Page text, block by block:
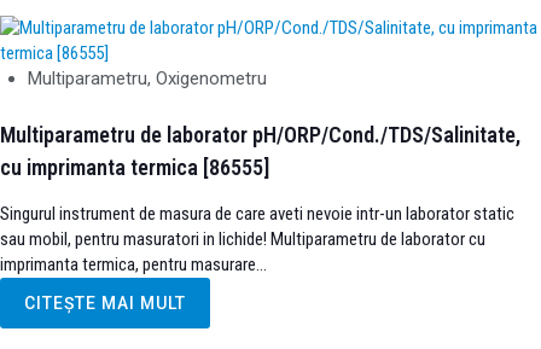
Multiparametru, Oxigenometru
Multiparametru de laborator pH/ORP/Cond./TDS/Salinitate,
cu imprimanta termica [86555]
Singurul instrument de masura de care aveti nevoie intr-un laborator static
sau mobil, pentru masuratori in lichide! Multiparametru de laborator cu
imprimanta termica, pentru masurare...
CITEȘTE MAI MULT